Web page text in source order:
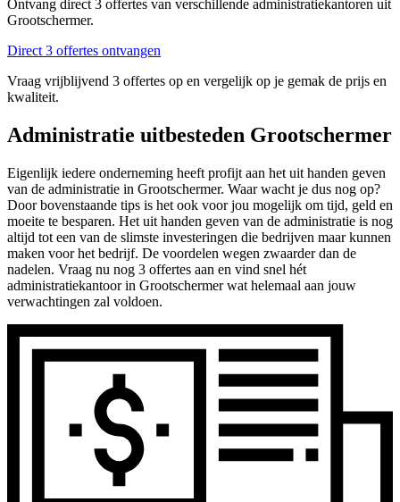
Ontvang direct 3 offertes van verschillende administratiekantoren uit
Grootschermer.
Direct 3 offertes ontvangen
Vraag vrijblijvend 3 offertes op en vergelijk op je gemak de prijs en
kwaliteit.
Administratie uitbesteden Grootschermer
Eigenlijk iedere onderneming heeft profijt aan het uit handen geven
van de administratie in Grootschermer. Waar wacht je dus nog op?
Door bovenstaande tips is het ook voor jou mogelijk om tijd, geld en
moeite te besparen. Het uit handen geven van de administratie is nog
altijd tot een van de slimste investeringen die bedrijven maar kunnen
maken voor het bedrijf. De voordelen wegen zwaarder dan de
nadelen. Vraag nu nog 3 offertes aan en vind snel hét
administratiekantoor in Grootschermer wat helemaal aan jouw
verwachtingen zal voldoen.